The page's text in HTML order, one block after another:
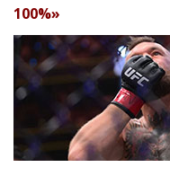
100%»